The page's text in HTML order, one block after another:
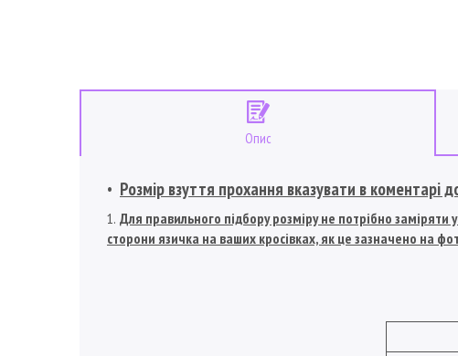
Опис
Розмір взуття прохання вказувати в коментарі
Для правильного підбору розміру не потрібно заміряти
сторони язичка на ваших кросівках, як це зазначено на